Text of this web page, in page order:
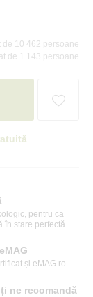
de 10 462 persoane
de 1 143 persoane
pentru ca
stare perfectă.
și eMAG.ro.
ne recomandă